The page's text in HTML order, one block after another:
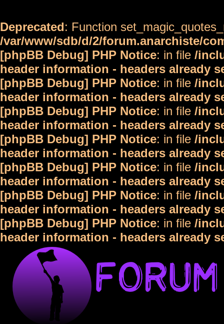
Deprecated: Function
/var/www/sdb/d/2/forum.anarchiste/
[phpBB Debug] PHP Notice: in file /
header information - headers already
[phpBB Debug] PHP Notice: in file /
header information - headers already
[phpBB Debug] PHP Notice: in file /
header information - headers already
[phpBB Debug] PHP Notice: in file /
header information - headers already
[phpBB Debug] PHP Notice: in file /
header information - headers already
[phpBB Debug] PHP Notice: in file /
header information - headers already
[phpBB Debug] PHP Notice: in file /
header information - headers already